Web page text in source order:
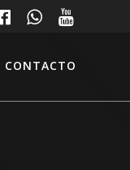
CONTACTO